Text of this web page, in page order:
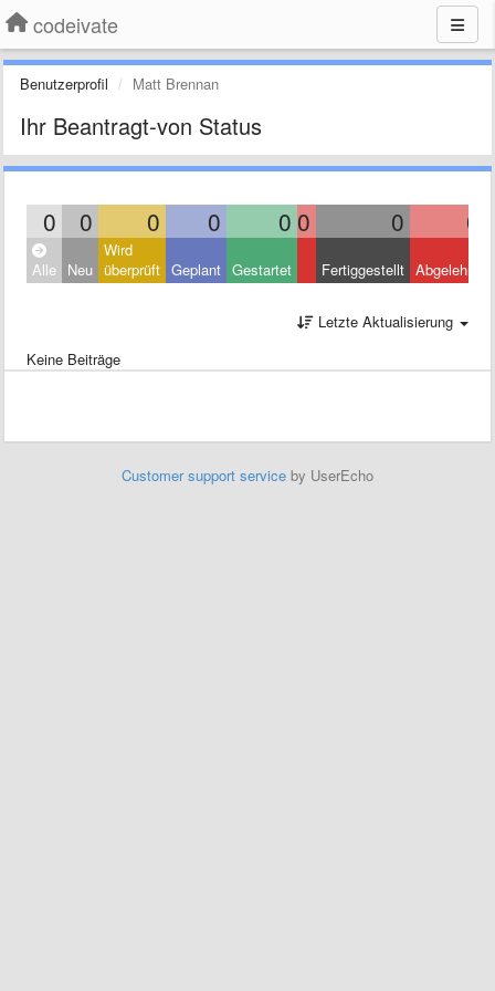
codeivate
Benutzerprofil Matt Brennan
Ihr Beantragt-von Status
0 0 0 0 0 0 0 0
Alle Neu
Wird
überprüft Geplant Gestartet Fertiggestellt Abgelehnt
Letzte Aktualisierung
Keine Beiträge
Customer support service by UserEcho